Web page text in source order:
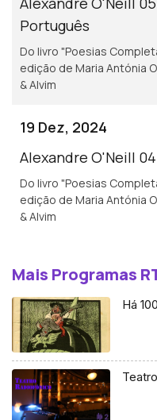
Português
Do livro "Poesias
edição de Maria Antónia
& Alvim
19 Dez, 2024
Alexandre O'Neill
Do livro "Poesias
edição de Maria Antónia
& Alvim
Mais Programas
Há